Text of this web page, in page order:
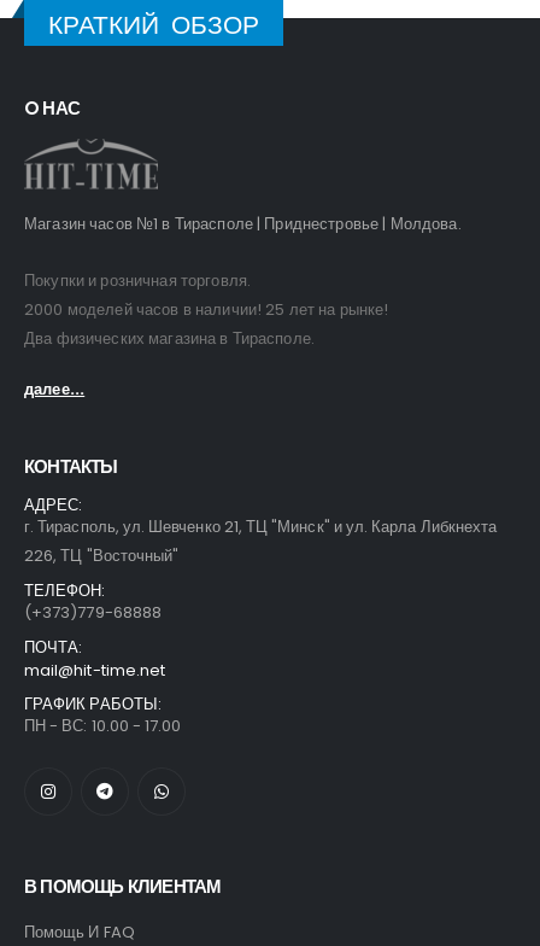
КРАТКИЙ ОБЗОР
O НАС
Магазин часов №1 в Тирасполе | Приднестровье | Молдова.
Покупки и розничная торговля.
2000 моделей часов в наличии! 25 лет на рынке!
Два физических магазина в Тирасполе.
далее...
КОНТАКТЫ
АДРЕС:
г. Тирасполь, ул. Шевченко 21, ТЦ "Минск" и ул. Карла Либкнехта
226, ТЦ "Восточный"
ТЕЛЕФОН:
(+373)779-68888
ПОЧТА:
mail@hit-time.net
ГРАФИК РАБОТЫ:
ПН - ВС: 10.00 - 17.00
В ПОМОЩЬ КЛИЕНТАМ
Помощь И FAQ